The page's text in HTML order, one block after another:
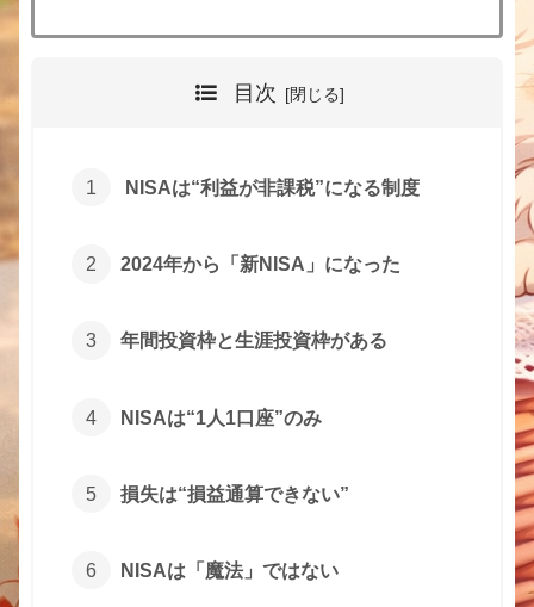
目次
NISAは“利益が非課税”になる制度
2024年から「新NISA」になった
年間投資枠と生涯投資枠がある
NISAは“1人1口座”のみ
損失は“損益通算できない”
NISAは「魔法」ではない